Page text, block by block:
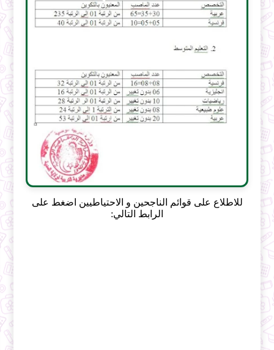
للاطلاع على قوائم الناجحين و الاحتياطيين اضغط على
الرابط التالي: